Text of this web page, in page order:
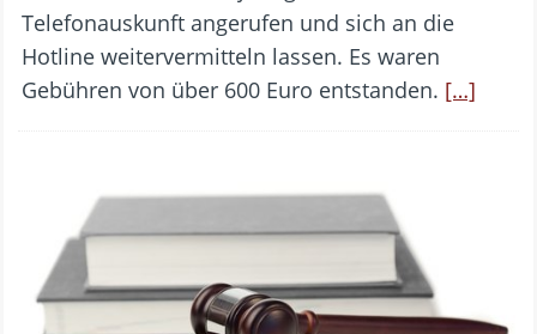
Telefonauskunft angerufen und sich an die
Hotline weitervermitteln lassen. Es waren
Gebühren von über 600 Euro entstanden. […]